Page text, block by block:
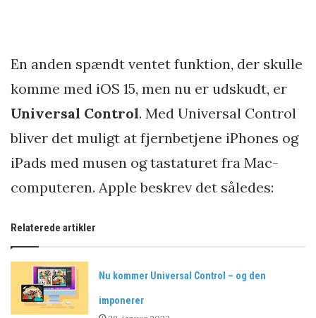
En anden spændt ventet funktion, der skulle
komme med iOS 15, men nu er udskudt, er
Universal Control. Med Universal Control
bliver det muligt at fjernbetjene iPhones og
iPads med musen og tastaturet fra Mac-
computeren. Apple beskrev det således:
Relaterede artikler
Nu kommer Universal Control – og den
imponerer